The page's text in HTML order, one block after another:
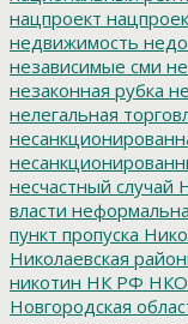
нацпроект
недвижимость
независимые сми
незаконная рубка
нелегальная
несчастный случай
власти
пункт пропуска
Николаевская
никотин НК РФ НКО
Новгородская